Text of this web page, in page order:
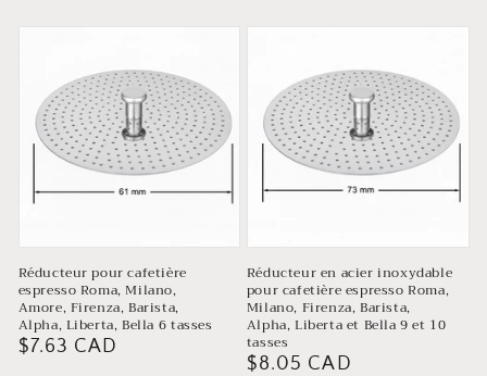
habituel
Réducteur pour cafetière
espresso Roma, Milano,
Amore, Firenza, Barista,
Alpha, Liberta, Bella 6 tasses
Prix
$7.63 CAD
Réducteur en acier inoxydable
pour cafetière espresso Roma,
Milano, Firenza, Barista,
Alpha, Liberta et Bella 9 et 10
tasses
Prix
$8.05 CAD